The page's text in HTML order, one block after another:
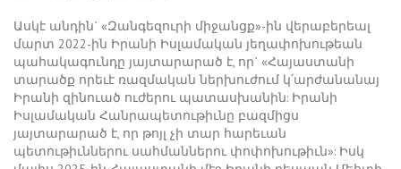
Ասկէ անդին` «Զանգեզուրի միջանցք»-ին վերաբերեալ
մարտ 2022-ին Իրանի Իսլամական յեղափոխութեան
պահակագունդը յայտարարած է, որ` «Հայաստանի
տարածք որեւէ ռազմական ներխուժում կ՛արժանանայ
Իրանի զինուած ուժերու պատասխանին: Իրանի
Իսլամական Հանրապետութիւնը բազմիցս
յայտարարած է, որ թոյլ չի տար հարեւան
պետութիւններու սահմաններու փոփոխութիւն»: Իսկ